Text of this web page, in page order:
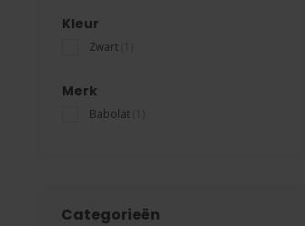
Kleur
Zwart
Merk
Babolat
Categorieën